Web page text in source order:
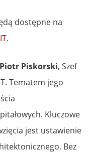
dostępne na
.
Piotr Piskorski, Szef
Tematem jego
Kluczowe
jest ustawienie
Bez